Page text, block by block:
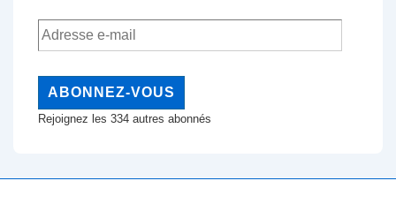
Adresse
ABONNEZ-VOUS
Rejoignez les 334 autres abonnés